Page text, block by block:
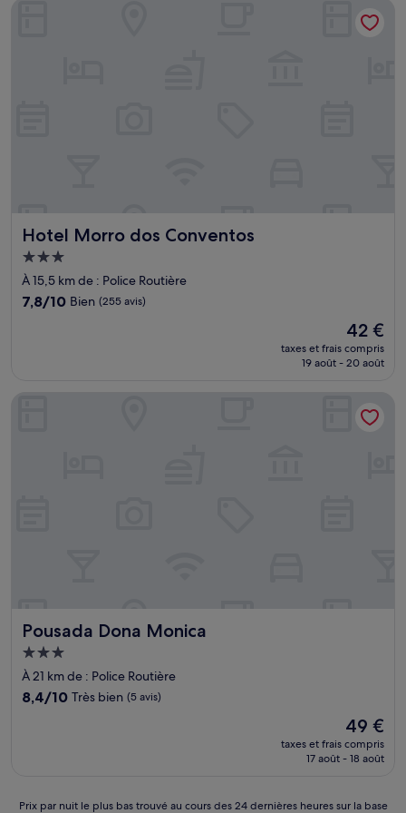
25 €
Hotel Morro dos Conventos
Hotel Morro dos Conventos
Hébergement
3.0 étoiles
À 15,5 km de : Police Routière
7.8
7,8/10 Bien (255 avis)
Le
nouveau
prix
de
42 €
42 €
taxes et frais compris
19 août - 20 août
Hotel Morro dos Conventos
Pousada Dona Monica
Pousada Dona Monica
Hébergement
3.0 étoiles
À 21 km de : Police Routière
8.4
8,4/10 Très bien (5 avis)
Le
nouveau
prix
49 €
49 €
taxes et frais compris
17 août - 18 août
Prix
Prix par nuit le plus bas trouvé au cours des 24 dernières heures sur la base